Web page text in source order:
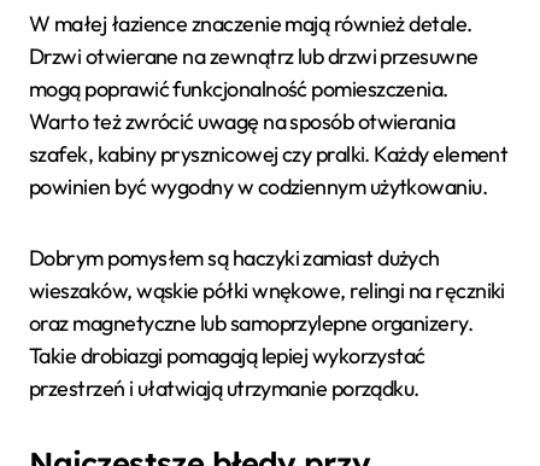
W małej łazience znaczenie mają również detale.
Drzwi otwierane na zewnątrz lub drzwi przesuwne
mogą poprawić funkcjonalność pomieszczenia.
Warto też zwrócić uwagę na sposób otwierania
szafek, kabiny prysznicowej czy pralki. Każdy element
powinien być wygodny w codziennym użytkowaniu.
Dobrym pomysłem są haczyki zamiast dużych
wieszaków, wąskie półki wnękowe, relingi na ręczniki
oraz magnetyczne lub samoprzylepne organizery.
Takie drobiazgi pomagają lepiej wykorzystać
przestrzeń i ułatwiają utrzymanie porządku.